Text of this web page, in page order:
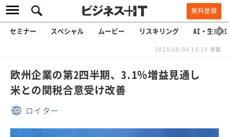
無料登録
セミナー スペシャル ムービー リスキリング AI・生成AI
2025/08/06 15:19 掲載
欧州企業の第2四半期、3.1％増益見通し
米との関税合意受け改善
ロイター